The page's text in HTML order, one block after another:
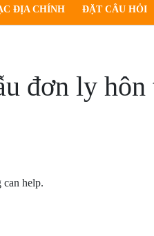
ĐỊA CHÍNH ĐẶT CÂU HỎI
đơn ly
can help.